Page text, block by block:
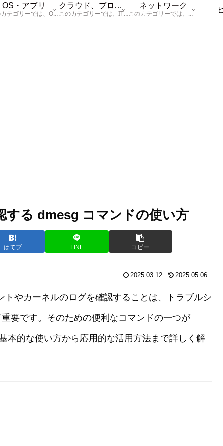
OS・アプリ
このカテゴリーでは、OSに関する情報を記載しています。
クラウド、プログラム
このカテゴリーでは、ITに関する基本的な情報として「ハードウェア、「サーバー」、「データベース、「ネットワーク」、「セキュリティ」、「プログラム」に関する情報を記載しています。
ネットワーク
このカテゴリーでは、「ネットワーク」に関する情報を記載しています。
る dmesg コマンドの使い方
はてブ LINE コピー
2025.03.12 2025.05.06
やカーネルのログを確認することは、トラブルシ
要です。そのための便利なコマンドの一つが
本的な使い方から応用的な活用方法まで詳しく解